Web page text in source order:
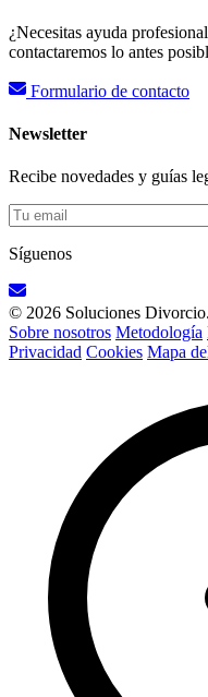
¿Necesitas ayuda
contactaremos lo antes
Formulario de contacto
Newsletter
Recibe novedades y guías
Síguenos
© 2026 Soluciones
Sobre nosotros Metodología
Privacidad Cookies Mapa